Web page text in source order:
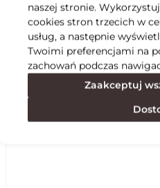
Specyfikacja
Polecane
naszej stronie.
cookies stron trzecich w
usług, a następnie
Twoimi preferencjami na
zachowań podczas
Zaakceptuj